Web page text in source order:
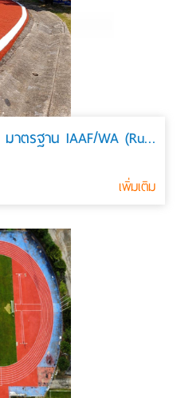
พื้นลู่วิ่ง-ลานกีฬา Synthetic มาตรฐาน IAAF/WA (Running Track)
เพิ่มเติม